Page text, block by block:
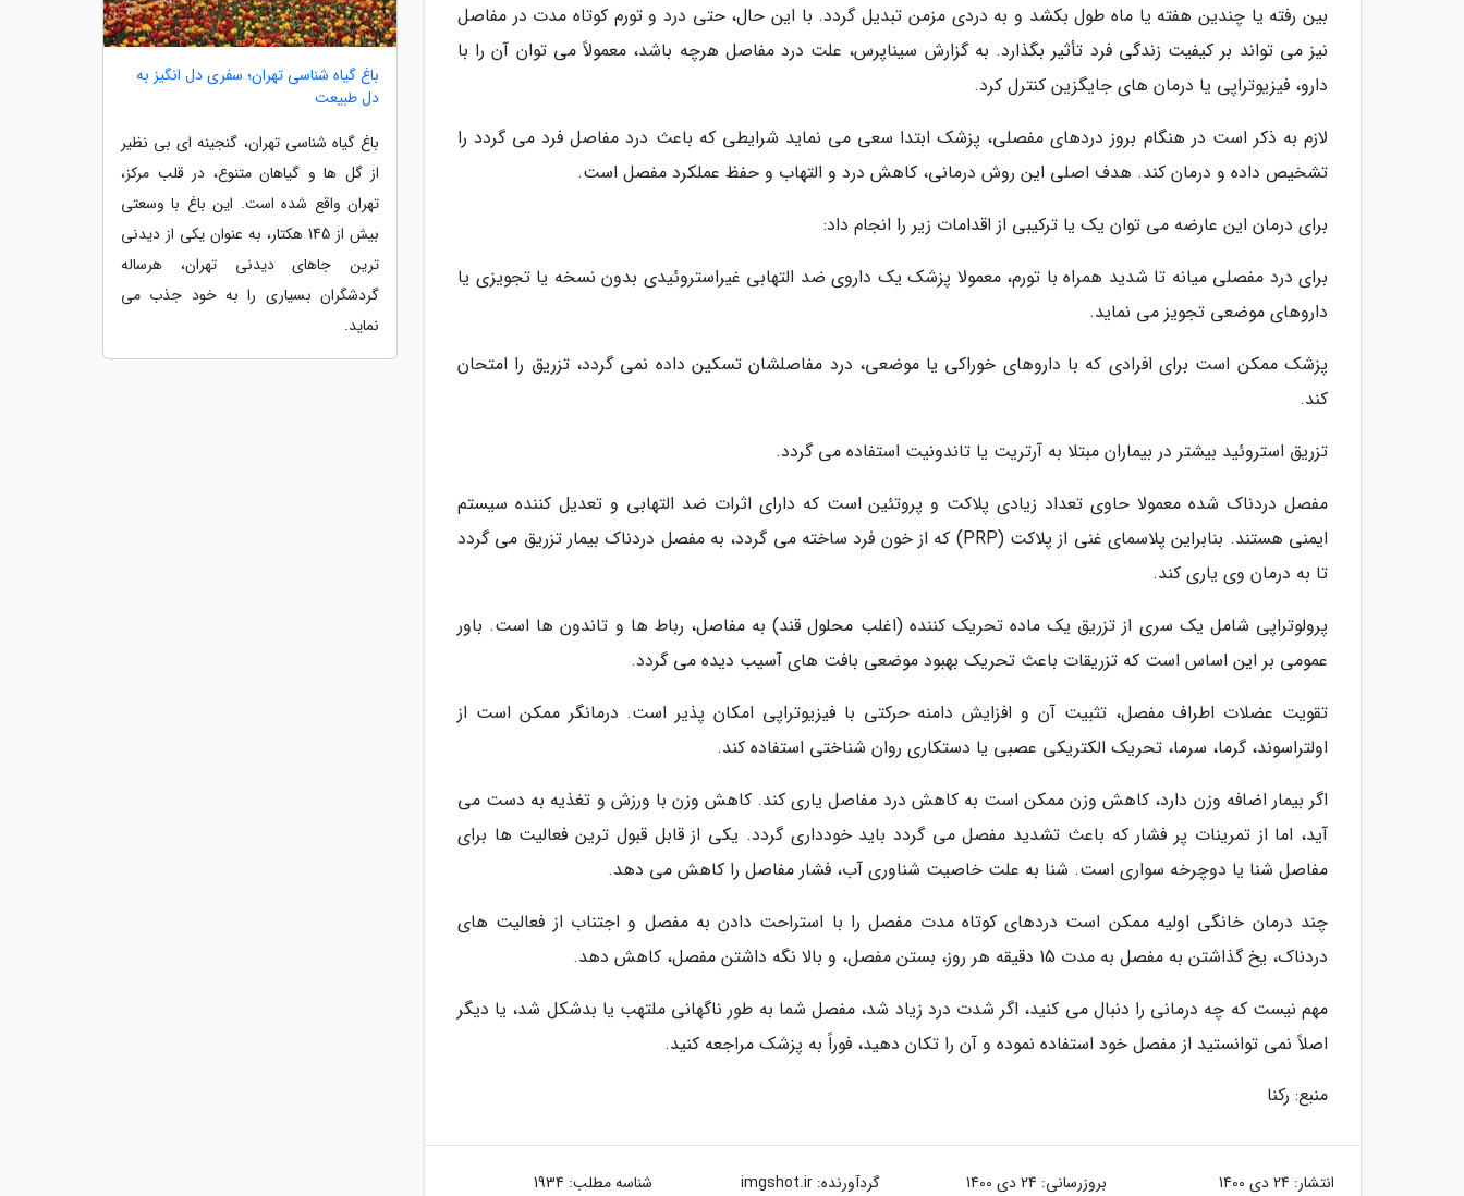
بین رفته یا چندین هفته یا ماه طول بکشد و به دردی مزمن تبدیل گردد. با این حال، حتی درد و تورم کوتاه مدت در مفاصل
نیز می تواند بر کیفیت زندگی فرد تأثیر بگذارد. به گزارش سیناپرس، علت درد مفاصل هرچه باشد، معمولاً می توان آن را با
دارو، فیزیوتراپی یا درمان های جایگزین کنترل کرد.
لازم به ذکر است در هنگام بروز دردهای مفصلی، پزشک ابتدا سعی می نماید شرایطی که باعث درد مفاصل فرد می گردد را
تشخیص داده و درمان کند. هدف اصلی این روش درمانی، کاهش درد و التهاب و حفظ عملکرد مفصل است.
برای درمان این عارضه می توان یک یا ترکیبی از اقدامات زیر را انجام داد:
برای درد مفصلی میانه تا شدید همراه با تورم، معمولا پزشک یک داروی ضد التهابی غیراستروئیدی بدون نسخه یا تجویزی یا
داروهای موضعی تجویز می نماید.
پزشک ممکن است برای افرادی که با داروهای خوراکی یا موضعی، درد مفاصلشان تسکین داده نمی گردد، تزریق را امتحان
کند.
تزریق استروئید بیشتر در بیماران مبتلا به آرتریت یا تاندونیت استفاده می گردد.
مفصل دردناک شده معمولا حاوی تعداد زیادی پلاکت و پروتئین است که دارای اثرات ضد التهابی و تعدیل کننده سیستم
ایمنی هستند. بنابراین پلاسمای غنی از پلاکت (PRP) که از خون فرد ساخته می گردد، به مفصل دردناک بیمار تزریق می گردد
تا به درمان وی یاری کند.
پرولوتراپی شامل یک سری از تزریق یک ماده تحریک کننده (اغلب محلول قند) به مفاصل، رباط ها و تاندون ها است. باور
عمومی بر این اساس است که تزریقات باعث تحریک بهبود موضعی بافت های آسیب دیده می گردد.
تقویت عضلات اطراف مفصل، تثبیت آن و افزایش دامنه حرکتی با فیزیوتراپی امکان پذیر است. درمانگر ممکن است از
اولتراسوند، گرما، سرما، تحریک الکتریکی عصبی یا دستکاری روان شناختی استفاده کند.
اگر بیمار اضافه وزن دارد، کاهش وزن ممکن است به کاهش درد مفاصل یاری کند. کاهش وزن با ورزش و تغذیه به دست می
آید، اما از تمرینات پر فشار که باعث تشدید مفصل می گردد باید خودداری گردد. یکی از قابل قبول ترین فعالیت ها برای
مفاصل شنا یا دوچرخه سواری است. شنا به علت خاصیت شناوری آب، فشار مفاصل را کاهش می دهد.
چند درمان خانگی اولیه ممکن است دردهای کوتاه مدت مفصل را با استراحت دادن به مفصل و اجتناب از فعالیت های
دردناک، یخ گذاشتن به مفصل به مدت 15 دقیقه هر روز، بستن مفصل، و بالا نگه داشتن مفصل، کاهش دهد.
مهم نیست که چه درمانی را دنبال می کنید، اگر شدت درد زیاد شد، مفصل شما به طور ناگهانی ملتهب یا بدشکل شد، یا دیگر
اصلاً نمی توانستید از مفصل خود استفاده نموده و آن را تکان دهید، فوراً به پزشک مراجعه کنید.
منبع: رکنا
انتشار: 24 دی 1400 بروزرسانی: 24 دی 1400 گردآورنده:imgshot.ir شناسه مطلب: 1934
باغ گیاه شناسی تهران؛ سفری دل انگیز به
دل طبیعت
باغ گیاه شناسی تهران، گنجینه ای بی نظیر
از گل ها و گیاهان متنوع، در قلب مرکز،
تهران واقع شده است. این باغ با وسعتی
بیش از 145 هکتار، به عنوان یکی از دیدنی
ترین جاهای دیدنی تهران، هرساله
گردشگران بسیاری را به خود جذب می
نماید.